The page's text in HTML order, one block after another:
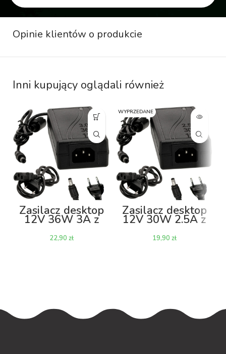
Opinie klientów o produkcie
Inni kupujący oglądali również
Zasilacz desktop
12V 36W 3A z
zł
WYPRZEDANE
Zasilacz desktop
12V 30W 2.5A z
zł